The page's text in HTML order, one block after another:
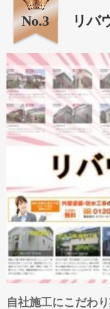
No.3 リバ
自社施工にこだわ